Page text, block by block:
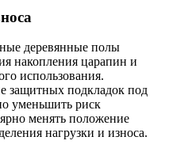
деревянные полы
накопления царапин и
использования.
защитных подкладок под
уменьшить риск
менять положение
нагрузки и износа.